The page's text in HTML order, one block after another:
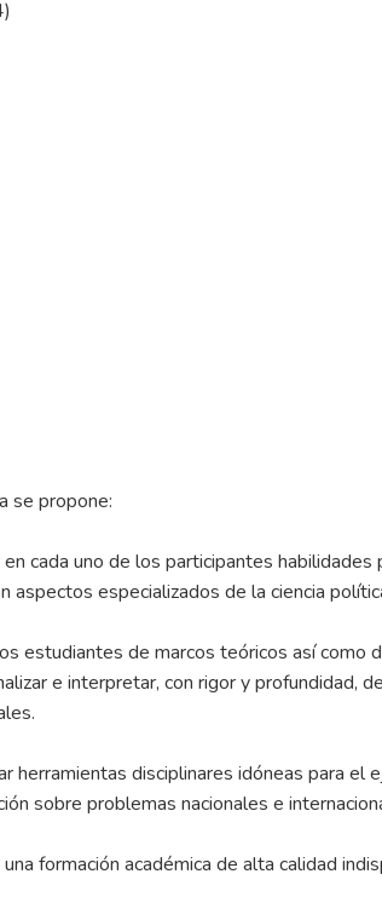
se propone:
cada uno de los participantes
aspectos especializados de la ciencia
estudiantes de marcos teóricos así
e interpretar, con rigor y profundidad,
herramientas disciplinares idóneas para
sobre problemas nacionales e
una formación académica de alta calidad